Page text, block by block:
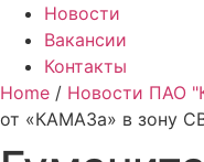
Новости
Вакансии
Контакты
Home / Новости ПАО
от «КАМАЗа» в зону